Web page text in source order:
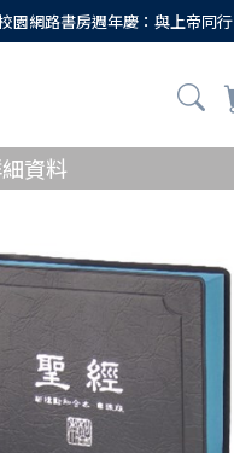
園網路書房週年慶：與上帝同行
資料